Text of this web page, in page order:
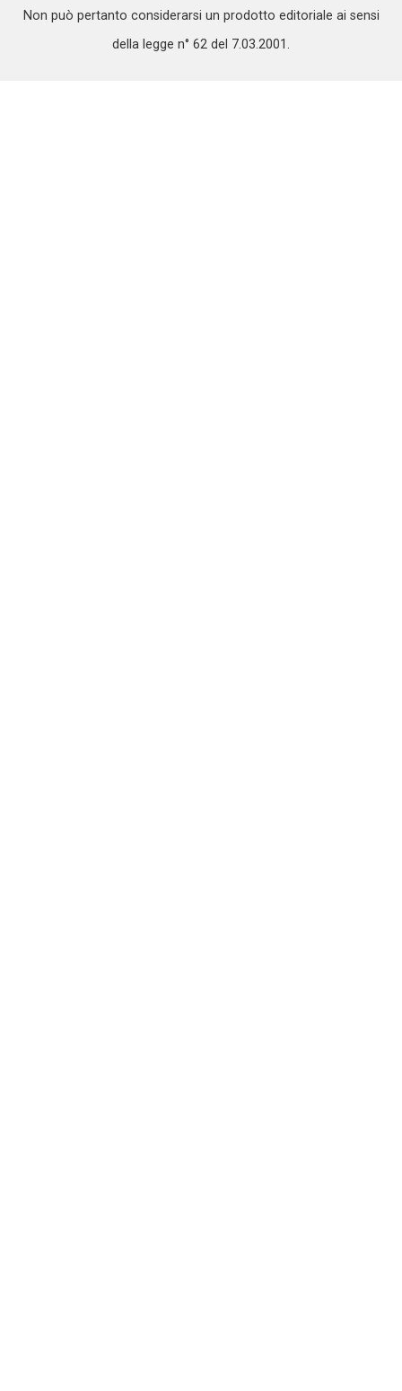
Non può pertanto considerarsi un prodotto editoriale ai sensi
della legge n° 62 del 7.03.2001.